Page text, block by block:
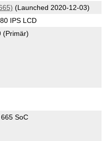
(Launched 2020-12-03)
IPS LCD
(Primär)
SoC